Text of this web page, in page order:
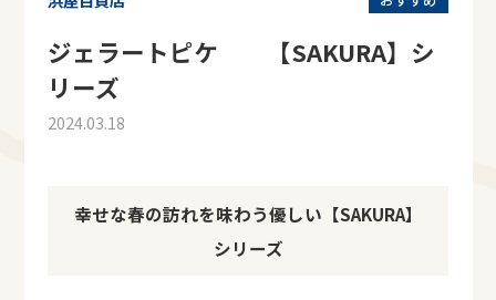
ジェラートピケ 【SAKURA】シ
リーズ
2024.03.18
幸せな春の訪れを味わう優しい【SAKURA】
シリーズ